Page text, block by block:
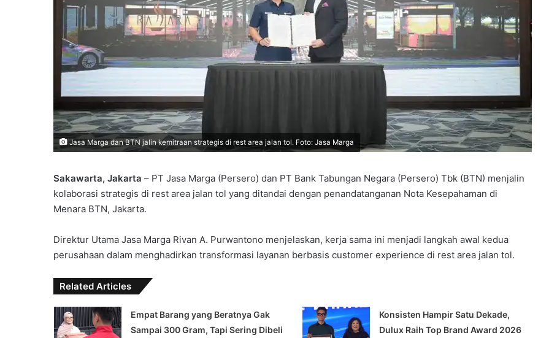
Jasa Marga dan BTN jalin kemitraan strategis di rest area jalan tol. Foto: Jasa Marga
Sakawarta, Jakarta – PT Jasa Marga (Persero) dan PT Bank Tabungan Negara (Persero) Tbk (BTN) menjalin
kolaborasi strategis di rest area jalan tol yang ditandai dengan penandatanganan Nota Kesepahaman di
Menara BTN, Jakarta.
Direktur Utama Jasa Marga Rivan A. Purwantono menjelaskan, kerja sama ini menjadi langkah awal kedua
perusahaan dalam menghadirkan transformasi layanan berbasis customer experience di rest area jalan tol.
Related Articles
Empat Barang yang Beratnya Gak
Sampai 300 Gram, Tapi Sering Dibeli
Konsisten Hampir Satu Dekade,
Dulux Raih Top Brand Award 2026